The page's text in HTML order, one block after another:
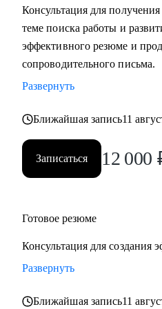
С чем помогу:
• Разработать карьерную
других сфер.
• Определить, какие из
смены вектора.
• Правильно преподнести
и в самопрезентации на
• Разобраться в рынке IT и его
Кому могу помочь:
в направлениях: Разработка,
поддержка, Прикладное и
Системная аналитика
Консультация для
теме поиска работы и
эффективного резюме и
сопроводительного письма.
Развернуть
Ближайшая запись11
Записаться 12 000
Готовое резюме
Консультация для создания
Развернуть
Ближайшая запись11